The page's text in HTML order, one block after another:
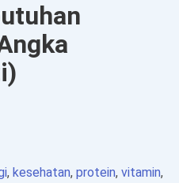
, kesehatan, protein, vitamin,